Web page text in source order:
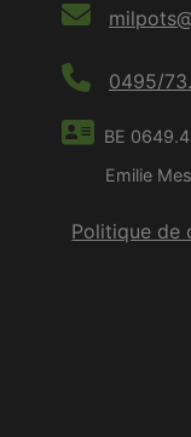
0495/
BE
Emilie
Politique de